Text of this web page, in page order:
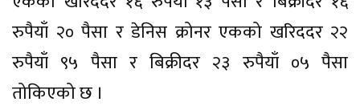
रुपैयाँ २० पैसा र डेनिस क्रोनर एकको खरिददर २२
रुपैयाँ ९५ पैसा र बिक्रीदर २३ रुपैयाँ ०५ पैसा
तोकिएको छ ।